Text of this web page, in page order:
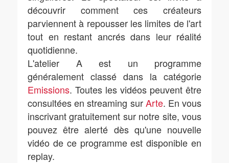
découvrir comment ces créateurs
parviennent à repousser les limites de l'art
tout en restant ancrés dans leur réalité
quotidienne.
L'atelier A est un programme
généralement classé dans la catégorie
Emissions. Toutes les vidéos peuvent être
consultées en streaming surArte. En vous
inscrivant gratuitement sur notre site, vous
pouvez être alerté dès qu'une nouvelle
vidéo de ce programme est disponible en
replay.